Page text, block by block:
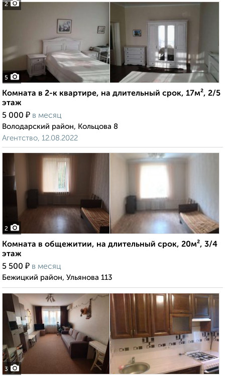
2
5
Комната в 2-к квартире, на длительный срок, 17м², 2/5
этаж
5 000 ₽ в месяц
Володарский район, Кольцова 8
Агентство, 12.08.2022
2
Комната в общежитии, на длительный срок, 20м², 3/4
этаж
5 500 ₽ в месяц
Бежицкий район, Ульянова 113
3